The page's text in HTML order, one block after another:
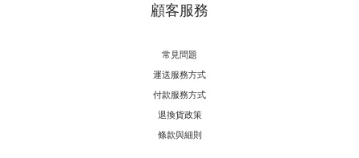
顧客服務
常見問題
運送服務方式
付款服務方式
退換貨政策
條款與細則